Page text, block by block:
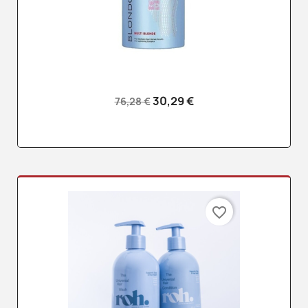
76,28 €30,29 €
favorite_border